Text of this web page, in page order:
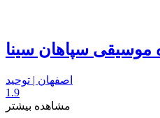
موسیقی سپاهان سینا
اصفهان | توحید
1.9
مشاهده بیشتر